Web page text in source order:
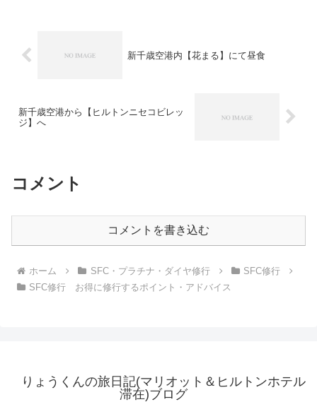
新千歳空港内【花まる】にて昼食
新千歳空港から【ヒルトンニセコビレッ
ジ】へ
コメント
コメントを書き込む
ホーム SFC・プラチナ・ダイヤ修行
SFC修行
SFC修行 お得に修行するポイント・アドバイス
りょうくんの旅日記(マリオット＆ヒルトンホテル
滞在)ブログ